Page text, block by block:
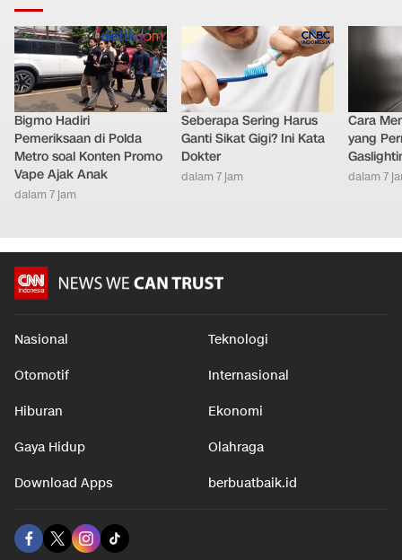
Bigmo Hadiri
Pemeriksaan di Polda
Metro soal Konten Promo
Vape Ajak Anak
dalam 7 jam
Seberapa Sering Harus
Ganti Sikat Gigi? Ini Kata
Dokter
dalam 7 jam
Cara
yang
dalam 7
Nasional Teknologi
Otomotif Internasional
Hiburan Ekonomi
Gaya Hidup Olahraga
Download Apps berbuatbaik.id